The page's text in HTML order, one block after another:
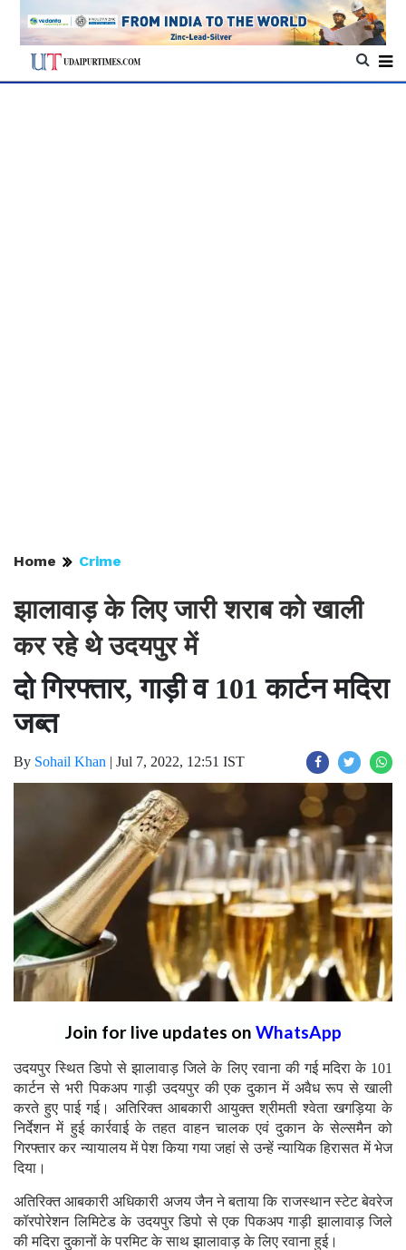
Home Crime
झालावाड़ के लिए जारी शराब को खाली
कर रहे थे उदयपुर में
दो गिरफ्तार, गाड़ी व 101 कार्टन मदिरा
जब्त
By Sohail Khan | Jul 7, 2022, 12:51 IST
Join for live updates on WhatsApp
उदयपुर स्थित डिपो से झालावाड़ जिले के लिए रवाना की गई मदिरा के 101
कार्टन से भरी पिकअप गाड़ी उदयपुर की एक दुकान में अवैध रूप से खाली
करते हुए पाई गई। अतिरिक्त आबकारी आयुक्त श्रीमती श्वेता खगड़िया के
निर्देशन में हुई कार्रवाई के तहत वाहन चालक एवं दुकान के सेल्समैन को
गिरफ्तार कर न्यायालय में पेश किया गया जहां से उन्हें न्यायिक हिरासत में भेज
दिया।
अतिरिक्त आबकारी अधिकारी अजय जैन ने बताया कि राजस्थान स्टेट बेवरेज
कॉरपोरेशन लिमिटेड के उदयपुर डिपो से एक पिकअप गाड़ी झालावाड़ जिले
की मदिरा दुकानों के परमिट के साथ झालावाड़ के लिए रवाना हुई।